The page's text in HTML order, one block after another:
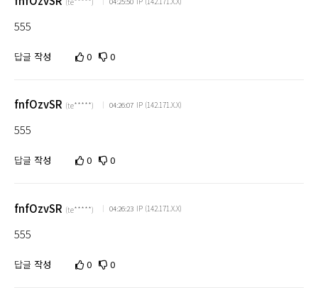
정
렬
555
답글 작성 0 0
fnfOzvSR (te*****) 04:26:07 IP (142.171.X.X)
555
답글 작성 0 0
fnfOzvSR (te*****) 04:26:23 IP (142.171.X.X)
555
답글 작성 0 0